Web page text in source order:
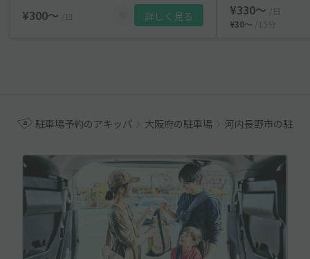
¥300〜 /日 詳しく見る ¥330〜
/日
¥30〜
/15分
駐車場予約のアキッパ 大阪府の駐車場 河内長野市の駐車